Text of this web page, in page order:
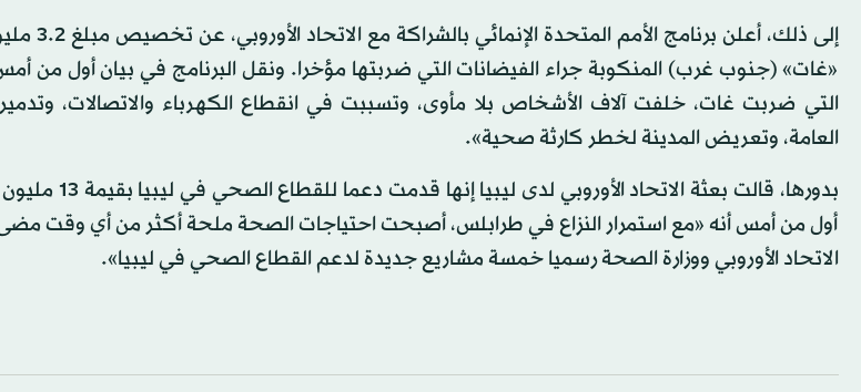
إلى ذلك،
«غات» (جنوب غرب) المنكوبة جراء الفيضانات التي ضربتها مؤخرا. ونقل البرنامج في بيان أول من
التي ضربت غات، خلفت آلاف الأشخاص بلا مأوى، وتسببت في انقطاع الكهرباء والاتصالات، وتدمير
العامة، وتعريض المدينة لخطر كارثة صحية».
بدورها، قالت بعثة
أول من أمس أنه «مع استمرار النزاع في طرابلس، أصبحت احتياجات الصحة ملحة أكثر من أي وقت
الاتحاد الأوروبي ووزارة الصحة رسميا خمسة مشاريع جديدة لدعم القطاع الصحي في ليبيا».